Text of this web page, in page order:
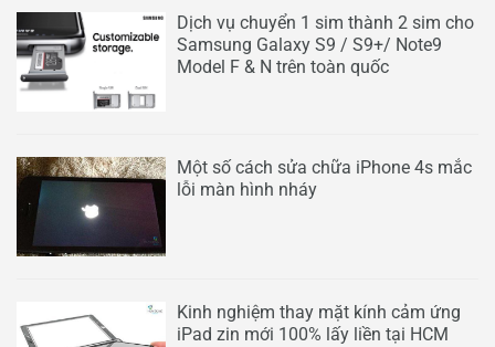
Dịch vụ chuyển 1 sim thành 2 sim cho
Samsung Galaxy S9 / S9+/ Note9
Model F & N trên toàn quốc
Một số cách sửa chữa iPhone 4s mắc
lỗi màn hình nháy
Kinh nghiệm thay mặt kính cảm ứng
iPad zin mới 100% lấy liền tại HCM